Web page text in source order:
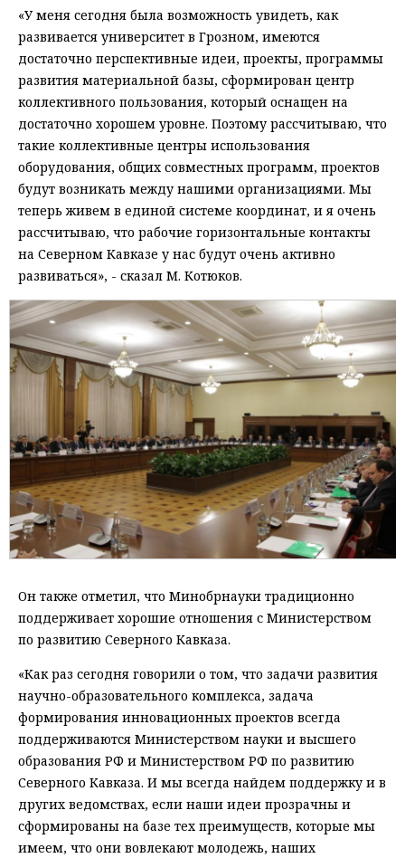
«У меня сегодня была возможность увидеть, как
развивается университет в Грозном, имеются
достаточно перспективные идеи, проекты, программы
развития материальной базы, сформирован центр
коллективного пользования, который оснащен на
достаточно хорошем уровне. Поэтому рассчитываю, что
такие коллективные центры использования
оборудования, общих совместных программ, проектов
будут возникать между нашими организациями. Мы
теперь живем в единой системе координат, и я очень
рассчитываю, что рабочие горизонтальные контакты
на Северном Кавказе у нас будут очень активно
развиваться», - сказал М. Котюков.
Он также отметил, что Минобрнауки традиционно
поддерживает хорошие отношения с Министерством
по развитию Северного Кавказа.
«Как раз сегодня говорили о том, что задачи развития
научно-образовательного комплекса, задача
формирования инновационных проектов всегда
поддерживаются Министерством науки и высшего
образования РФ и Министерством РФ по развитию
Северного Кавказа. И мы всегда найдем поддержку и в
других ведомствах, если наши идеи прозрачны и
сформированы на базе тех преимуществ, которые мы
имеем, что они вовлекают молодежь, наших